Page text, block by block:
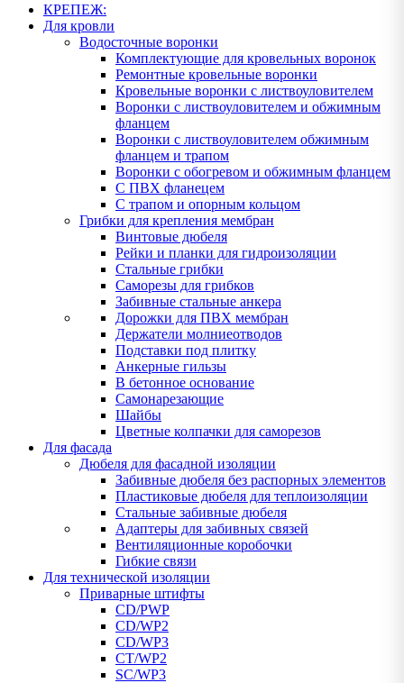
КРЕПЕЖ:
Для кровли
Водосточные воронки
Комплектующие для кровельных воронок
Ремонтные кровельные воронки
Кровельные воронки с листвоуловителем
Воронки с листвоуловителем и обжимным
фланцем
Воронки с листвоуловителем обжимным
фланцем и трапом
Воронки с обогревом и обжимным фланцем
С ПВХ фланецем
С трапом и опорным кольцом
Грибки для крепления мембран
Винтовые дюбеля
Рейки и планки для гидроизоляции
Стальные грибки
Саморезы для грибков
Забивные стальные анкера
Дорожки для ПВХ мембран
Держатели молниеотводов
Подставки под плитку
Анкерные гильзы
В бетонное основание
Самонарезающие
Шайбы
Цветные колпачки для саморезов
Для фасада
Дюбеля для фасадной изоляции
Забивные дюбеля без распорных элементов
Пластиковые дюбеля для теплоизоляции
Стальные забивные дюбеля
Адаптеры для забивных связей
Вентиляционные коробочки
Гибкие связи
Для технической изоляции
Приварные штифты
CD/PWP
CD/WP2
CD/WP3
CT/WP2
SC/WP3